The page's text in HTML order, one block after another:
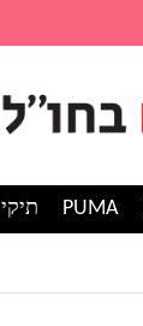
PUMA תיקי GUESS